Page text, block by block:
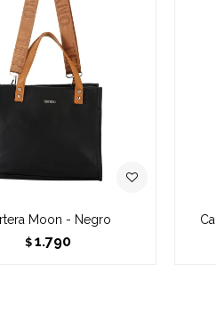
Moon - Negro
$ 1.790